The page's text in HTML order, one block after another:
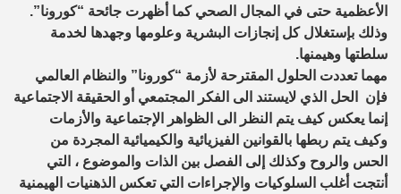
الأعظمية حتى في المجال الصحي كما أظهرت جائحة “كورونا”.
وذلك بإستغلال كل إنجازات البشرية وعلومها وجهدها لخدمة
سلطتها وهيمنها.
مهما تعددت الحلول المقترحة لأزمة “كورونا” والنظام العالمي
فإن الحل الذي لايستند الى الفكر المجتمعي أو الحقيقة الاجتماعية
إنما يعكس كيف يتم النظر الى الظواهر الإجتماعية والأزمات
وكيف يتم ربطها بالقوانين الفيزيائية والكيميائية المجردة من
الحس والروح وكذلك إلى الفصل بين الذات والموضوع ، التي
أنتجت أغلب السلوكيات والإجراءات التي تعكس الذهنيات الهيمنية